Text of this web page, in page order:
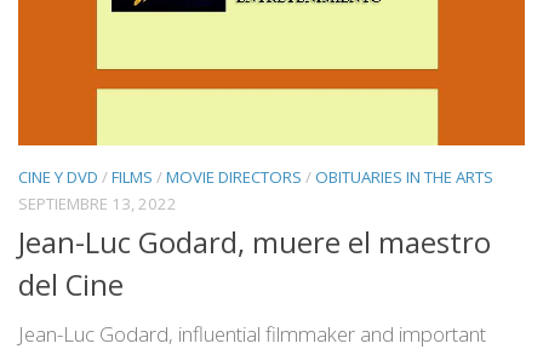
CINE Y DVD /FILMS /MOVIE DIRECTORS / OBITUARIES IN THE ARTS
SEPTIEMBRE 13, 2022
Jean-Luc Godard, muere el maestro
del Cine
Jean-Luc Godard, influential filmmaker and important